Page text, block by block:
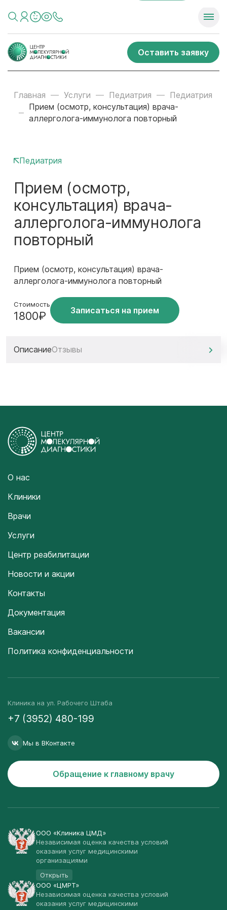
Оставить заявку
Главная Услуги Педиатрия
Педиатрия
Прием (осмотр, консультация) врача-
аллерголога-иммунолога повторный
Педиатрия
Прием (осмотр,
консультация) врача-
аллерголога-иммунолога
повторный
Прием (осмотр, консультация) врача-
аллерголога-иммунолога повторный
Стоимость
1800₽ Записаться на прием
ОписаниеОтзывы
О нас
Клиники
Врачи
Услуги
Центр реабилитации
Новости и акции
Контакты
Документация
Вакансии
Политика конфиденциальности
Клиника на ул. Рабочего Штаба
+7 (3952) 480-199
Мы в ВКонтакте
Обращение к главному врачу
ООО «Клиника ЦМД»
Независимая оценка качества условий
оказания услуг медицинскими
организациями
Открыть
ООО «ЦМРТ»
Независимая оценка качества условий
оказания услуг медицинскими